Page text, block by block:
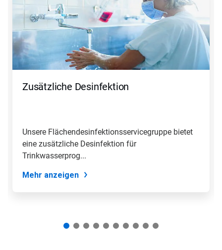
Karussell.
Sie
die
Schaltflächen
Weiter
und
Punkten
Zusätzliche Desinfektion
Unsere Flächendesinfektionsservicegruppe bietet
eine zusätzliche Desinfektion für
Trinkwasserprog...
Mehr anzeigen